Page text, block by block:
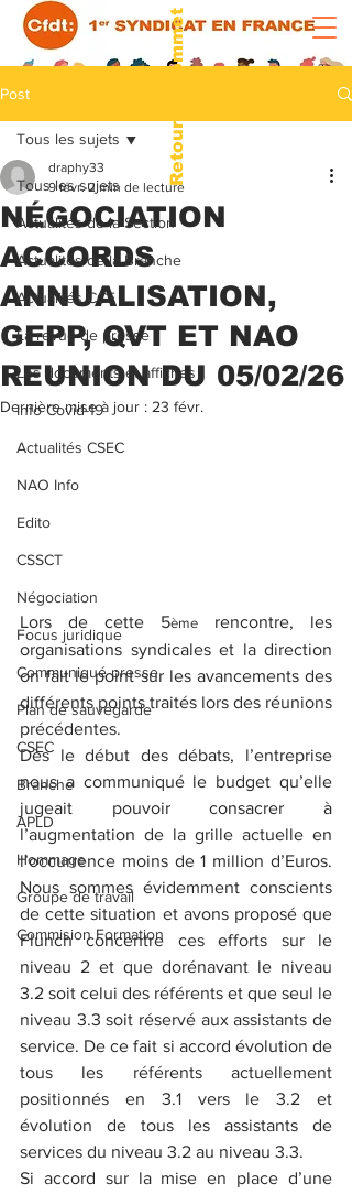
Retour au sommet
Post
Tous les sujets
Actualités de la Section
Actualités de la Branche
Actualités CCE
La revue de presse
Les documents et affiches
Info Covid-19
Actualités CSEC
NAO Info
Edito
CSSCT
Négociation
Focus juridique
Communiqué presse
Plan de sauvegarde
CSEC
Branche
APLD
Hommage
Groupe de travail
Commision Formation
Tous les sujets
NÉGOCIATION
ACCORDS
ANNUALISATION,
GEPP, QVT ET NAO
REUNION DU 05/02/26
draphy33
9 févr. 2 min de lecture
Dernière mise à jour : 23 févr.
Lors de cette 5ème rencontre, les
organisations syndicales et la direction
on fait le point sur les avancements des
différents points traités lors des réunions
précédentes.
Dès le début des débats, l’entreprise
nous a communiqué le budget qu’elle
jugeait pouvoir consacrer à
l’augmentation de la grille actuelle en
l’occurrence moins de 1 million d’Euros.
Nous sommes évidemment conscients
de cette situation et avons proposé que
Flunch concentre ces efforts sur le
niveau 2 et que dorénavant le niveau
3.2 soit celui des référents et que seul le
niveau 3.3 soit réservé aux assistants de
service. De ce fait si accord évolution de
tous les référents actuellement
positionnés en 3.1 vers le 3.2 et
évolution de tous les assistants de
services du niveau 3.2 au niveau 3.3.
Si accord sur la mise en place d’une